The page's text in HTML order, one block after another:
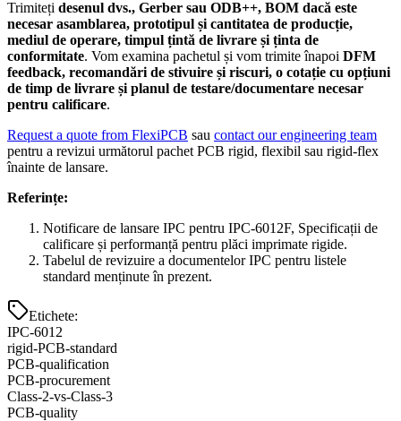
Trimiteți desenul dvs., Gerber sau ODB++, BOM dacă este
necesar asamblarea, prototipul și cantitatea de producție,
mediul de operare, timpul țintă de livrare și ținta de
conformitate. Vom examina pachetul și vom trimite înapoi DFM
feedback, recomandări de stivuire și riscuri, o cotație cu opțiuni
de timp de livrare și planul de testare/documentare necesar
pentru calificare.
Request a quote from FlexiPCB sau contact our engineering team
pentru a revizui următorul pachet PCB rigid, flexibil sau rigid-flex
înainte de lansare.
Referințe:
Notificare de lansare IPC pentru IPC-6012F, Specificații de
calificare și performanță pentru plăci imprimate rigide.
Tabelul de revizuire a documentelor IPC pentru listele
standard menținute în prezent.
Etichete:
IPC-6012
rigid-PCB-standard
PCB-qualification
PCB-procurement
Class-2-vs-Class-3
PCB-quality